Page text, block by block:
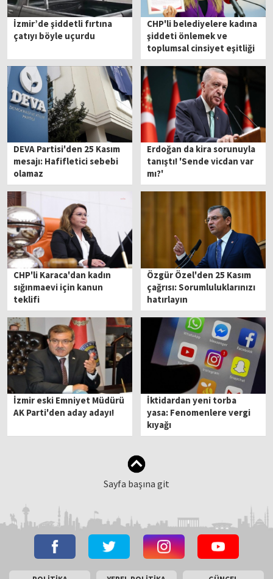
İzmir’de şiddetli fırtına
çatıyı böyle uçurdu
CHP'li belediyelere kadına
şiddeti önlemek ve
toplumsal cinsiyet eşitliği
sağlamak amacıyla politika
belgesi
DEVA Partisi'den 25 Kasım
mesajı: Hafifletici sebebi
olamaz
Erdoğan da kira sorunuyla
tanıştı! 'Sende vicdan var
mı?'
CHP'li Karaca'dan kadın
sığınmaevi için kanun
teklifi
Özgür Özel'den 25 Kasım
çağrısı: Sorumluluklarınızı
hatırlayın
İzmir eski Emniyet Müdürü
AK Parti'den aday adayı!
İktidardan yeni torba
yasa: Fenomenlere vergi
kıyağı
Sayfa başına git